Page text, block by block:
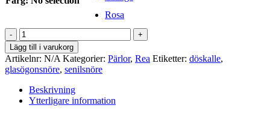
Rosa
Glasögonsnöre
strass
mängd
Lägg till i varukorg
Artikelnr: N/A Kategorier: Pärlor, Rea Etiketter: döskalle,
glasögonsnöre, senilsnöre
Beskrivning
Ytterligare information